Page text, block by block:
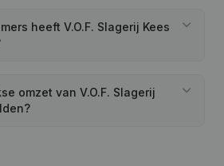
heeft V.O.F. Slagerij Kees
omzet van V.O.F. Slagerij